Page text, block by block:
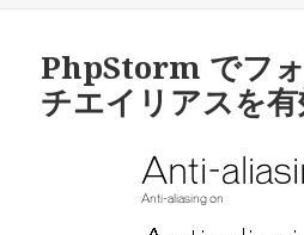
PhpStorm でフ
チエイリアスを